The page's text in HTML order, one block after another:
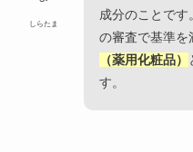
しらたま
成分のことです
の審査で基準を
（薬用化粧品）
す。